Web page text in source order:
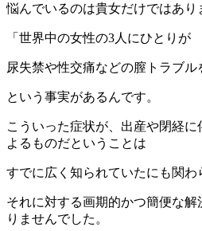
悩んでいるのは貴女だけではあり
「世界中の女性の3人にひとりが
尿失禁や性交痛などの膣トラブル
という事実があるんです。
こういった症状が、出産や閉経
よるものだということは
すでに広く知られていたにも関わ
それに対する画期的かつ簡便な
りませんでした。